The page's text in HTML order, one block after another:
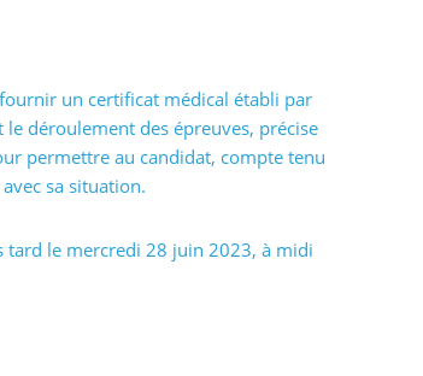
un certificat médical établi par
déroulement des épreuves, précise
permettre au candidat, compte tenu
sa situation.
tard le mercredi 28 juin 2023, à midi